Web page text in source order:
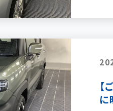
【
に